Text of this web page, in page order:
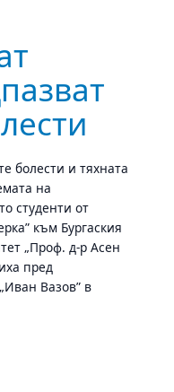
болести и тяхната
на
студенти от
към Бургаския
„Проф. д-р Асен
пред
Вазов” в